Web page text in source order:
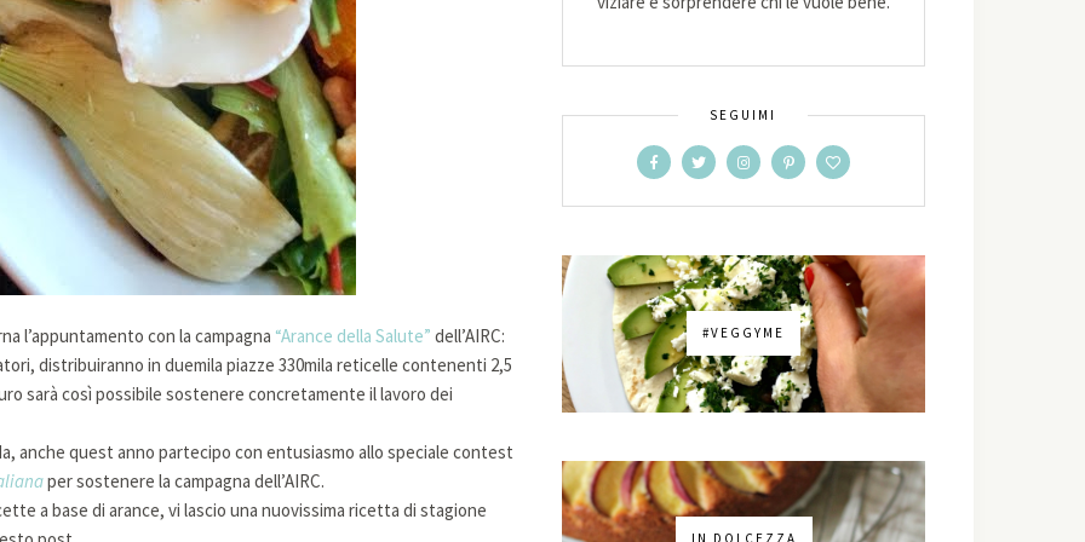
l’appuntamento con la campagna “Arance della Salute” dell’AIRC:
distribuiranno in duemila piazze 330mila reticelle contenenti 2,5
sarà così possibile sostenere concretamente il lavoro dei
anche quest anno partecipo con entusiasmo allo speciale contest
per sostenere la campagna dell’AIRC.
a base di arance, vi lascio una nuovissima ricetta di stagione
SEGUIMI
#VEGGYME